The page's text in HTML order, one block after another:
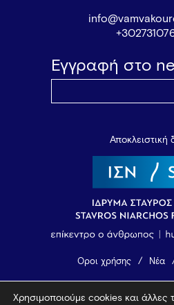
Εγγραφή στο
Αποκλειστική
Όροι χρήσης Νέα
© 2026
Χρησιμοποιούμε cookies και άλλες